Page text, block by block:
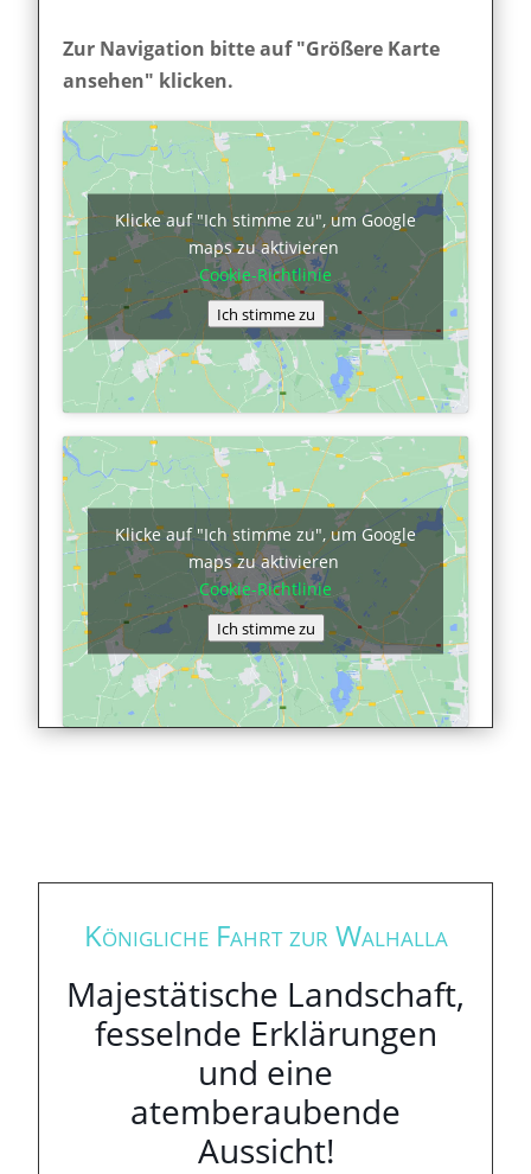
Zur Navigation bitte auf "Größere Karte
ansehen" klicken.
Klicke auf "Ich stimme zu", um Google
maps zu aktivieren
Cookie-Richtlinie
Ich stimme zu
Klicke auf "Ich stimme zu", um Google
maps zu aktivieren
Cookie-Richtlinie
Ich stimme zu
Königliche Fahrt zur Walhalla
Majestätische Landschaft,
fesselnde Erklärungen
und eine
atemberaubende
Aussicht!